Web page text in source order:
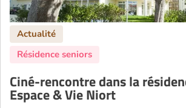
Ciné-rencontre dans la
Espace & Vie Niort